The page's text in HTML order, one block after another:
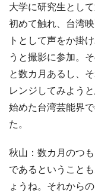
大学に研究生とし
初めて触れ、台湾
トとして声をか掛
うと撮影に参加。
と数カ月あるし、
レンジしてみよう
始めた台湾芸能界
た。
秋山：数カ月のつ
であるということ
ょうね。それから